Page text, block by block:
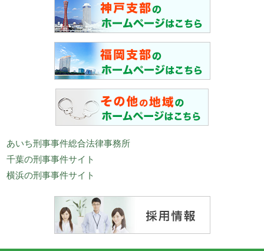
あいち刑事事件総合法律事務所
千葉の刑事事件サイト
横浜の刑事事件サイト